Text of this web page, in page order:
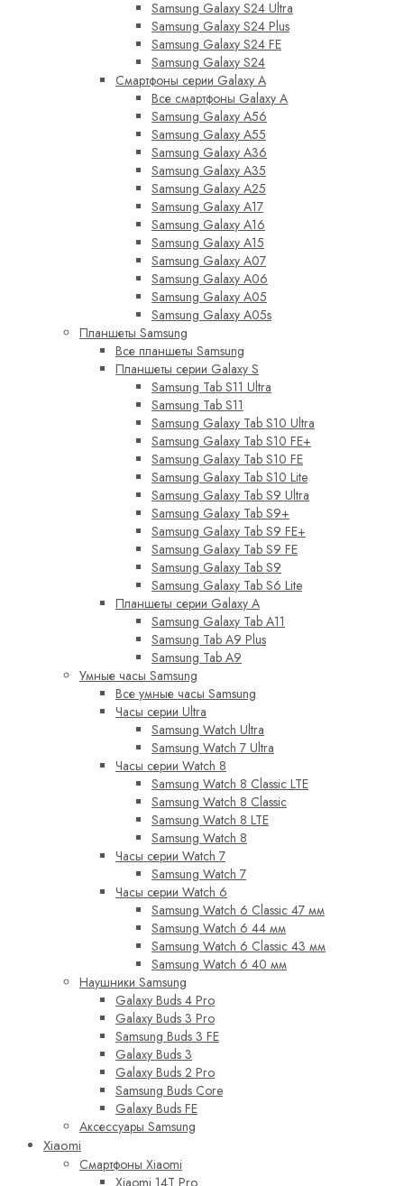
Samsung Galaxy S24 Ultra
Samsung Galaxy S24 Plus
Samsung Galaxy S24 FE
Samsung Galaxy S24
Смартфоны серии Galaxy A
Все смартфоны Galaxy A
Samsung Galaxy A56
Samsung Galaxy A55
Samsung Galaxy A36
Samsung Galaxy A35
Samsung Galaxy A25
Samsung Galaxy A17
Samsung Galaxy A16
Samsung Galaxy A15
Samsung Galaxy A07
Samsung Galaxy A06
Samsung Galaxy A05
Samsung Galaxy A05s
Планшеты Samsung
Все планшеты Samsung
Планшеты серии Galaxy S
Samsung Tab S11 Ultra
Samsung Tab S11
Samsung Galaxy Tab S10 Ultra
Samsung Galaxy Tab S10 FE+
Samsung Galaxy Tab S10 FE
Samsung Galaxy Tab S10 Lite
Samsung Galaxy Tab S9 Ultra
Samsung Galaxy Tab S9+
Samsung Galaxy Tab S9 FE+
Samsung Galaxy Tab S9 FE
Samsung Galaxy Tab S9
Samsung Galaxy Tab S6 Lite
Планшеты серии Galaxy A
Samsung Galaxy Tab A11
Samsung Tab A9 Plus
Samsung Tab A9
Умные часы Samsung
Все умные часы Samsung
Часы серии Ultra
Samsung Watch Ultra
Samsung Watch 7 Ultra
Часы серии Watch 8
Samsung Watch 8 Classic LTE
Samsung Watch 8 Classic
Samsung Watch 8 LTE
Samsung Watch 8
Часы серии Watch 7
Samsung Watch 7
Часы серии Watch 6
Samsung Watch 6 Classic 47 мм
Samsung Watch 6 44 мм
Samsung Watch 6 Classic 43 мм
Samsung Watch 6 40 мм
Наушники Samsung
Galaxy Buds 4 Pro
Galaxy Buds 3 Pro
Samsung Buds 3 FE
Galaxy Buds 3
Galaxy Buds 2 Pro
Samsung Buds Core
Galaxy Buds FE
Аксессуары Samsung
Xiaomi
Смартфоны Xiaomi